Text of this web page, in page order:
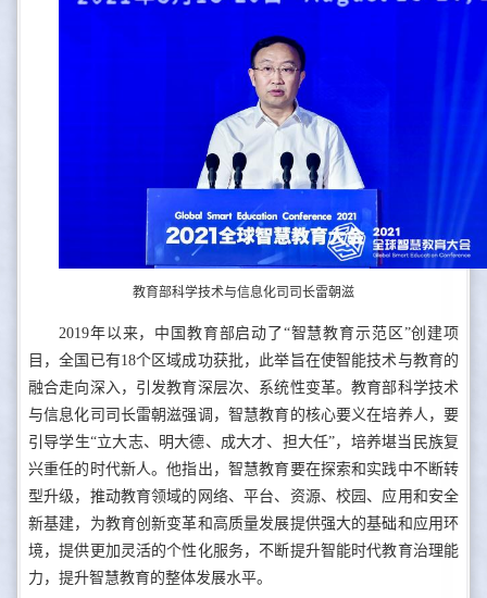
教育部科学技术与信息化司司长雷朝滋
2019年以来，中国教育部启动了“智慧教育示范区”创建项
目，全国已有18个区域成功获批，此举旨在使智能技术与教育的
融合走向深入，引发教育深层次、系统性变革。教育部科学技术
与信息化司司长雷朝滋强调，智慧教育的核心要义在培养人，要
引导学生“立大志、明大德、成大才、担大任”，培养堪当民族复
兴重任的时代新人。他指出，智慧教育要在探索和实践中不断转
型升级，推动教育领域的网络、平台、资源、校园、应用和安全
新基建，为教育创新变革和高质量发展提供强大的基础和应用环
境，提供更加灵活的个性化服务，不断提升智能时代教育治理能
力，提升智慧教育的整体发展水平。